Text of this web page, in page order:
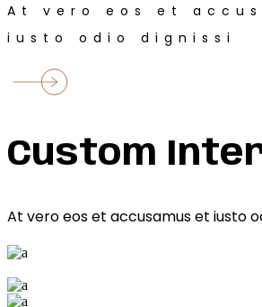
At vero eos et
iusto odio dignissi
Custom
At vero eos et accusamus et iusto